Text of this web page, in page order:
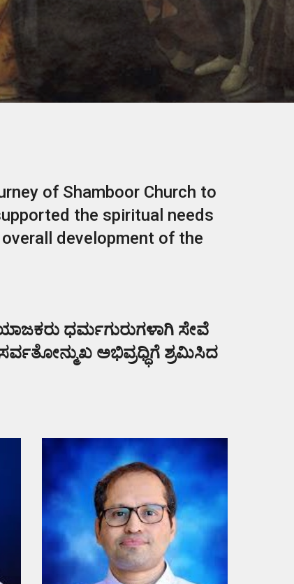
of Shamboor Church to
the spiritual needs
development of the
ಧರ್ಮಗುರುಗಳಾಗಿ ಸೇವೆ
ಅಭಿವ್ರಧ್ಧಿಗೆ ಶ್ರಮಿಸಿದ